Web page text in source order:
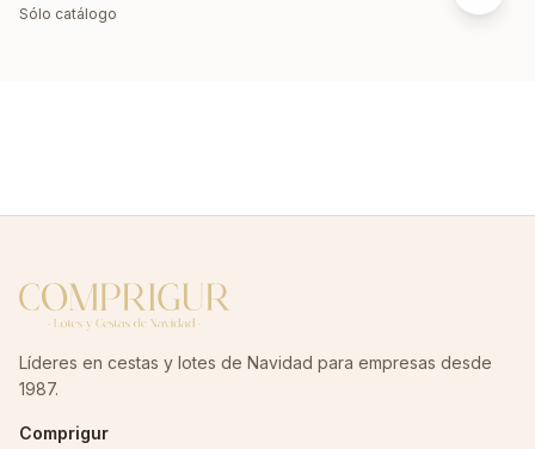
Sólo catálogo
Líderes en cestas y lotes de Navidad para empresas desde
1987.
Comprigur